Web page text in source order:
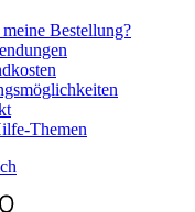
Bestellung?
Themen